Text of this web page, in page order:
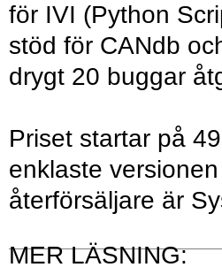
för IVI (Python
stöd för CANdb
drygt 20 buggar
Priset startar på
enklaste
återförsäljare är